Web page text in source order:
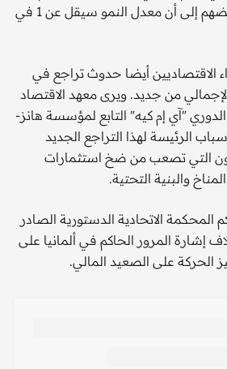
لنمو الاقتصاد وأشار بعضهم إلى أن معدل النمو سيقل عن 1 في
الاقتصاديين أيضا حدوث تراجع في
من جديد. ويرى معهد الاقتصاد
"آي إم كيه" التابع لمؤسسة هانز-
الرئيسة لهذا التراجع الجديد
التي تصعب من ضخ استثمارات
والبنية التحتية.
المحكمة الاتحادية الدستورية الصادر
إشارة المرور الحاكم في ألمانيا على
الحركة على الصعيد المالي.